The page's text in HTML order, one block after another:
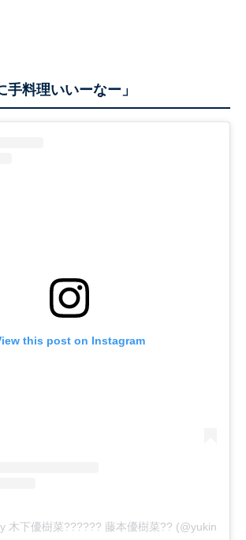
手料理いいーなー」
this post on Instagram
木下優樹菜?????? 藤本優樹菜??